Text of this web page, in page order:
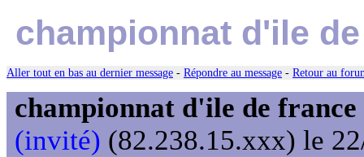
championnat d'ile
Aller tout en bas au dernier message - Répondre au message - Retour au
championnat d'ile de
(invité) (82.238.15.xxx) le